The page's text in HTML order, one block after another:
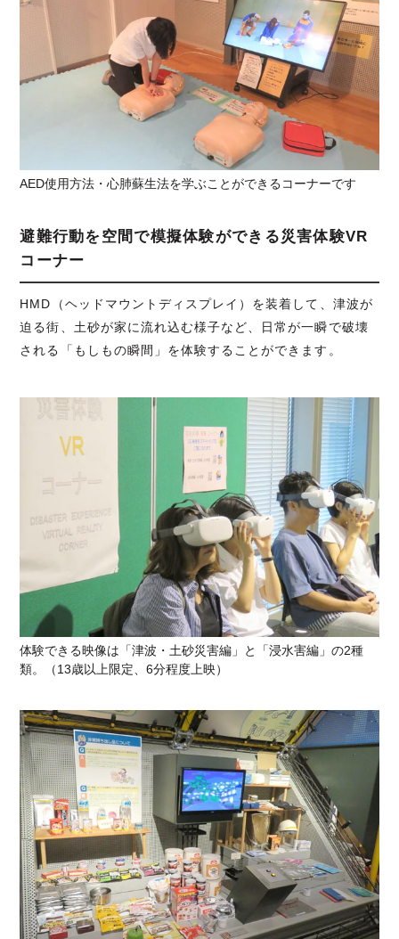
AED使用方法・心肺蘇生法を学ぶことができるコーナーです
避難行動を空間で模擬体験ができる災害体験VR
コーナー
HMD（ヘッドマウントディスプレイ）を装着して、津波が
迫る街、土砂が家に流れ込む様子など、日常が一瞬で破壊
される「もしもの瞬間」を体験することができます。
体験できる映像は「津波・土砂災害編」と「浸水害編」の2種
類。（13歳以上限定、6分程度上映）